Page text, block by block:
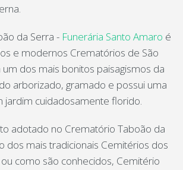
da Serra - Funerária Santo Amaro é
e modernos Crematórios de São
dos mais bonitos paisagismos da
arborizado, gramado e possui uma
jardim cuidadosamente florido.
adotado no Crematório Taboão da
dos mais tradicionais Cemitérios dos
como são conhecidos, Cemitério